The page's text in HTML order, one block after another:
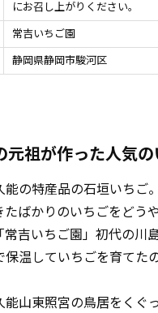
にお召し上がりください。
常吉いちご園
静岡県静岡市駿河区
元祖が作った人気の
能の特産品の石垣いちご
たばかりのいちごをどう
常吉いちご園」初代の川
保温していちごを育てた
能山東照宮の鳥居をくぐ